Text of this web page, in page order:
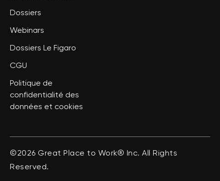
Dossiers
Webinars
Dossiers Le Figaro
CGU
Politique de
confidentialité des
données et cookies
©2026 Great Place to Work® Inc. All Rights
Reserved.